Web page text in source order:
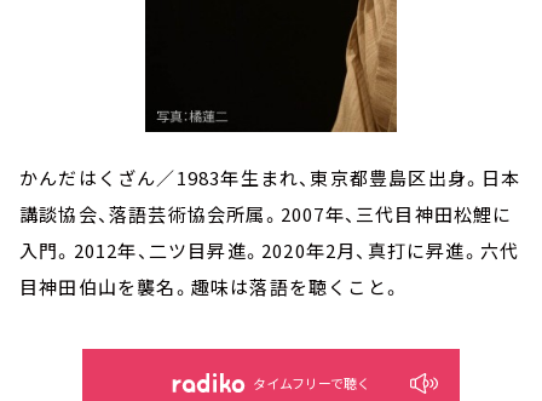
かんだはくざん／1983年生まれ、東京都豊島区出身。日本
講談協会、落語芸術協会所属。2007年、三代目神田松鯉に
入門。2012年、二ツ目昇進。2020年2月、真打に昇進。六代
目神田伯山を襲名。趣味は落語を聴くこと。
タイムフリーで聴く